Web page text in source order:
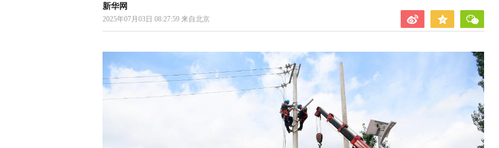
新华网
2025年07月03日 08:27:59 来自北京